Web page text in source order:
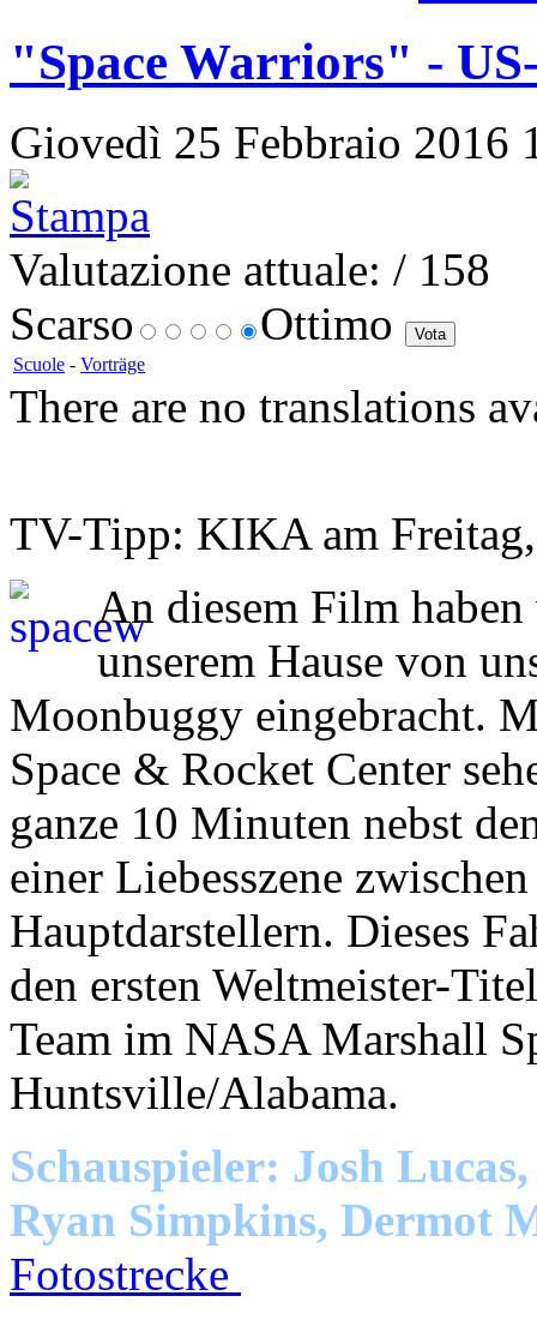
"Space Warriors" -
Giovedì 25 Febbraio 2016
Valutazione attuale: / 158
Scarso
Ottimo
Scuole - Vorträge
There are no translations
TV-Tipp: KIKA am
An diesem Film
unserem Hause von
Moonbuggy eingebracht.
Space & Rocket Center
ganze 10 Minuten nebst
einer Liebesszene
Hauptdarstellern. Dieses
den ersten Weltmeister-
Team im NASA Marshall
Huntsville/Alabama.
Schauspieler: Josh
Ryan Simpkins, Dermot
Fotostrecke